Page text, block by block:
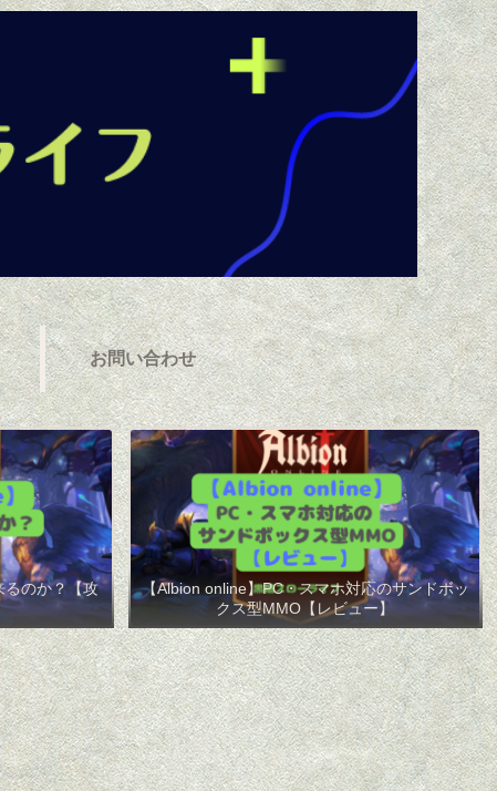
お問い合わせ
るのか？【攻
【Albion online】PC・スマホ対応のサンドボッ
クス型MMO【レビュー】